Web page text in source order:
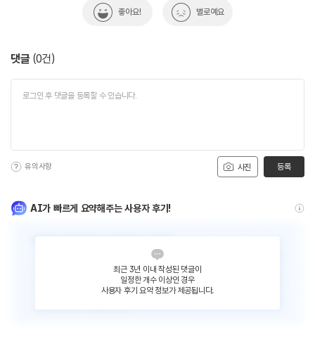
좋아요! 별로예요
댓글 (0건)
사진
유의사항 등록
AI가 빠르게 요약해주는 사용자 후기!
최근 3년 이내 작성된 댓글이
일정한 개수 이상인 경우
사용자 후기 요약 정보가 제공됩니다.